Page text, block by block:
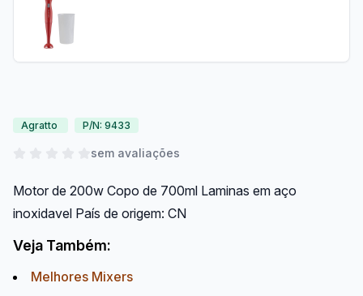
Agratto P/N: 9433
sem avaliações
Motor de 200w Copo de 700ml Laminas em aço
inoxidavel País de origem: CN
Veja Também:
Melhores Mixers